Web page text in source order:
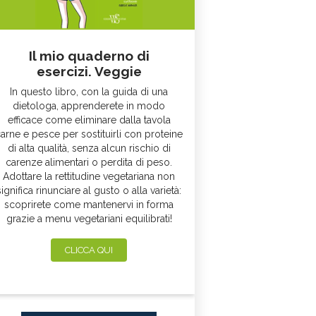
Il mio quaderno di
esercizi. Veggie
In questo libro, con la guida di una
dietologa, apprenderete in modo
efficace come eliminare dalla tavola
e pesce per sostituirli con proteine
di alta qualità, senza alcun rischio di
carenze alimentari o perdita di peso.
Adottare la rettitudine vegetariana non
rinunciare al gusto o alla varietà:
scoprirete come mantenervi in forma
grazie a menu vegetariani equilibrati!
CLICCA QUI